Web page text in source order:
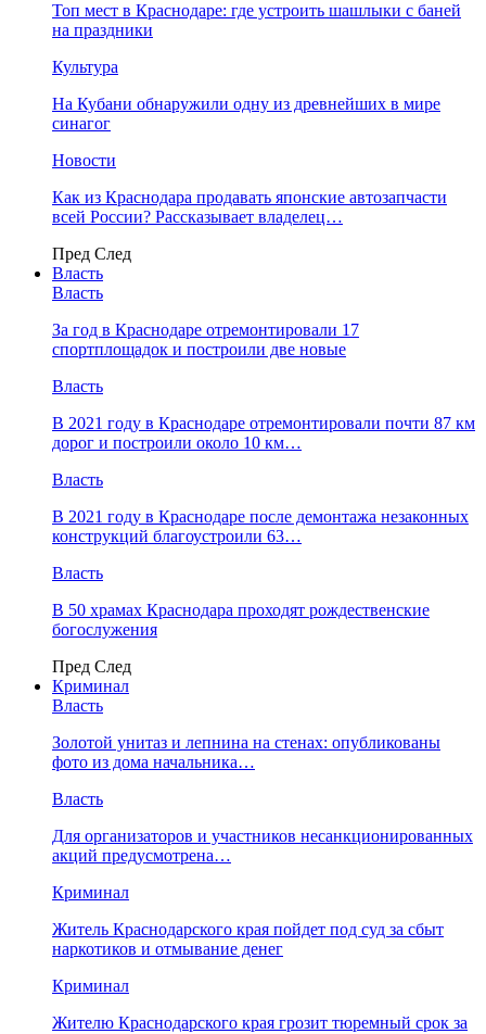
Топ мест в Краснодаре: где устроить шашлыки с баней
на праздники
Культура
На Кубани обнаружили одну из древнейших в мире
синагог
Новости
Как из Краснодара продавать японские автозапчасти
всей России? Рассказывает владелец…
Пред След
Власть
Власть
За год в Краснодаре отремонтировали 17
спортплощадок и построили две новые
Власть
В 2021 году в Краснодаре отремонтировали почти 87 км
дорог и построили около 10 км…
Власть
В 2021 году в Краснодаре после демонтажа незаконных
конструкций благоустроили 63…
Власть
В 50 храмах Краснодара проходят рождественские
богослужения
Пред След
Криминал
Власть
​Золотой унитаз и лепнина на стенах: опубликованы
фото из дома начальника…
Власть
Для организаторов и участников несанкционированных
акций предусмотрена…
Криминал
Житель Краснодарского края пойдет под суд за сбыт
наркотиков и отмывание денег
Криминал
Жителю Краснодарского края грозит тюремный срок за